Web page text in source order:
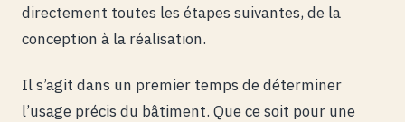
directement toutes les étapes suivantes, de la
conception à la réalisation.
Il s’agit dans un premier temps de déterminer
l’usage précis du bâtiment. Que ce soit pour une